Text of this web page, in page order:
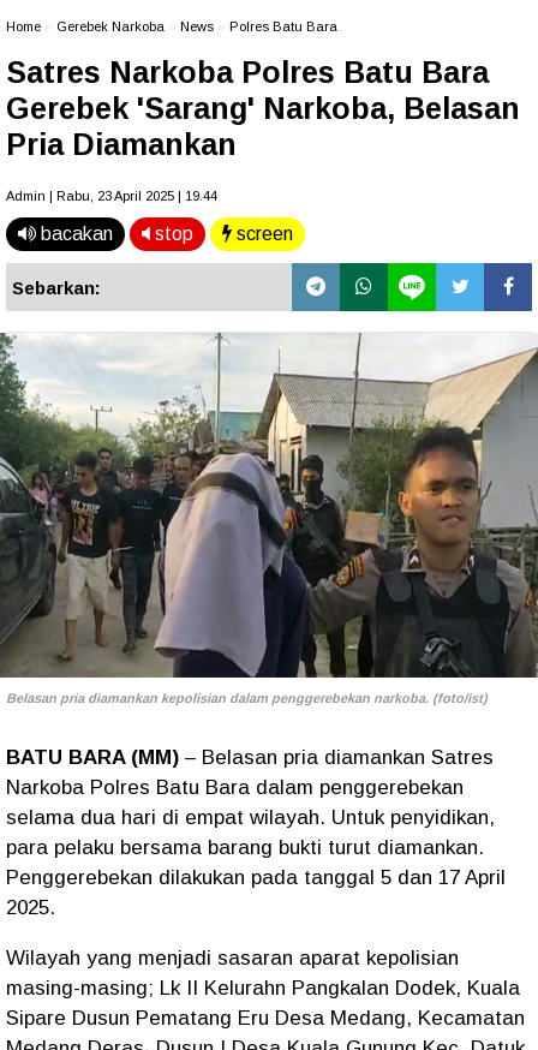
Home Gerebek Narkoba News Polres Batu Bara
Satres Narkoba Polres Batu Bara
Gerebek 'Sarang' Narkoba, Belasan
Pria Diamankan
Admin | Rabu, 23 April 2025 | 19.44
bacakan stop screen
Sebarkan:
Belasan pria diamankan kepolisian dalam penggerebekan narkoba. (foto/ist)
BATU BARA (MM) – Belasan pria diamankan Satres
Narkoba Polres Batu Bara dalam penggerebekan
selama dua hari di empat wilayah. Untuk penyidikan,
para pelaku bersama barang bukti turut diamankan.
Penggerebekan dilakukan pada tanggal 5 dan 17 April
2025.
Wilayah yang menjadi sasaran aparat kepolisian
masing-masing; Lk II Kelurahn Pangkalan Dodek, Kuala
Sipare Dusun Pematang Eru Desa Medang, Kecamatan